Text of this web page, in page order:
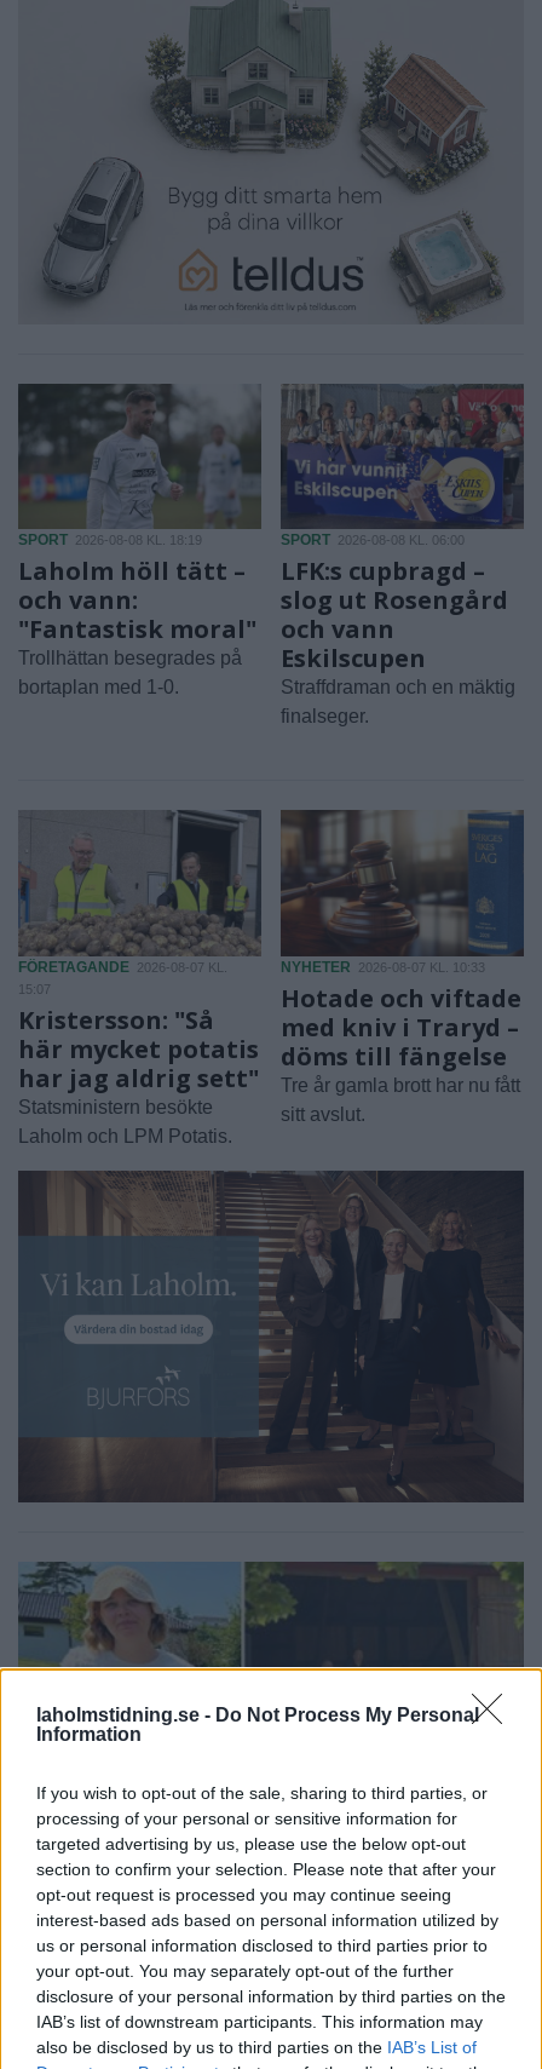
laholmstidning.se - Do Not Process My Personal
Information
If you wish to opt-out of the sale, sharing to third parties, or
processing of your personal or sensitive information for
targeted advertising by us, please use the below opt-out
section to confirm your selection. Please note that after your
opt-out request is processed you may continue seeing
interest-based ads based on personal information utilized by
us or personal information disclosed to third parties prior to
your opt-out. You may separately opt-out of the further
disclosure of your personal information by third parties on the
IAB’s list of downstream participants. This information may
also be disclosed by us to third parties on the IAB’s List of
SPORT 2026-08-08 KL. 18:19
Laholm höll tätt –
och vann:
"Fantastisk moral"
Trollhättan besegrades på
bortaplan med 1-0.
SPORT 2026-08-08 KL. 06:00
LFK:s cupbragd –
slog ut Rosengård
och vann
Eskilscupen
Straffdraman och en mäktig
finalseger.
FÖRETAGANDE 2026-08-07 KL.
15:07
Kristersson: "Så
här mycket potatis
har jag aldrig sett"
Statsministern besökte
Laholm och LPM Potatis.
NYHETER 2026-08-07 KL. 10:33
Hotade och viftade
med kniv i Traryd –
döms till fängelse
Tre år gamla brott har nu fått
sitt avslut.
NYHETER 2026-08-07 KL. 06:00
Louise lockade Hylander till Hasslöv: "Är
jättenöjd"
Svårt att locka Hasslövsborna till Under Solen-festivalen.